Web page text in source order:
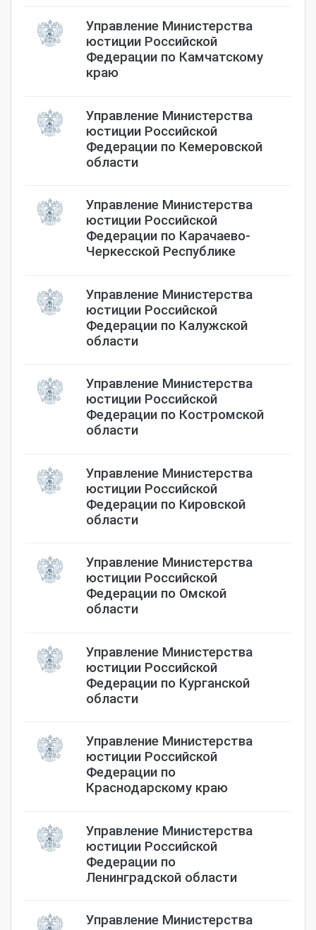
Управление Министерства
юстиции Российской
Федерации по Камчатскому
краю
Управление Министерства
юстиции Российской
Федерации по Кемеровской
области
Управление Министерства
юстиции Российской
Федерации по Карачаево-
Черкесской Республике
Управление Министерства
юстиции Российской
Федерации по Калужской
области
Управление Министерства
юстиции Российской
Федерации по Костромской
области
Управление Министерства
юстиции Российской
Федерации по Кировской
области
Управление Министерства
юстиции Российской
Федерации по Омской
области
Управление Министерства
юстиции Российской
Федерации по Курганской
области
Управление Министерства
юстиции Российской
Федерации по
Краснодарскому краю
Управление Министерства
юстиции Российской
Федерации по
Ленинградской области
Управление Министерства